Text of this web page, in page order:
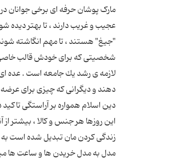
مارک پوشان حرفه ای برخی جوانان
عجیب و غریب دارند ، تا بهتر دیده
"جیغ" هستند ، تا مهم انگاشته
شخصیتی که برای خودش قالب خاصی
لازمه ی رشد یك جامعه است . عده ای
دهند و دیگرانی كه چیزی برای
دین اسلام همواره بر آراستگی
این روزها هر جنس و كالا ، بیشتر
زندگی كردن مان تبدیل شده است
مدل به مدل خریدن ها و ساعت ها